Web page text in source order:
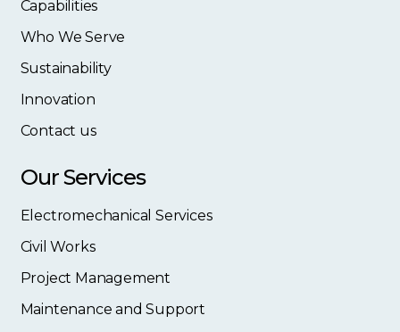
Capabilities
Who We Serve
Sustainability
Innovation
Contact us
Our Services
Electromechanical Services
Civil Works
Project Management
Maintenance and Support